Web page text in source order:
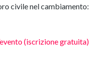
civile nel cambiamento:
(iscrizione gratuita)